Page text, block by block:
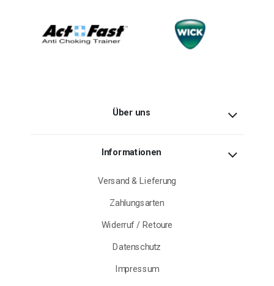
Über uns
Informationen
Versand & Lieferung
Zahlungsarten
Widerruf / Retoure
Datenschutz
Impressum